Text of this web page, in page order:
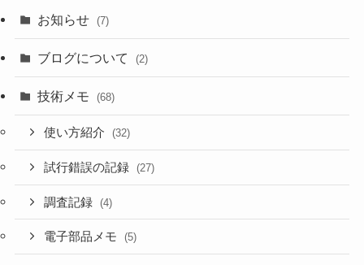
お知らせ (7)
ブログについて (2)
技術メモ (68)
使い方紹介 (32)
試行錯誤の記録 (27)
調査記録 (4)
電子部品メモ (5)